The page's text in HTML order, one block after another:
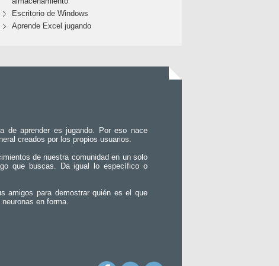
Escritorio de Windows
Aprende Excel jugando
de aprender es jugando. Por eso nace
creados por los propios usuarios.
de nuestra comunidad en un solo
que buscas. Da igual lo específico o
amigos para demostrar quién es el que
en forma.